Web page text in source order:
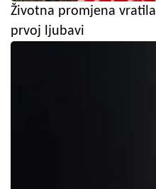
Životna promjena
prvoj ljubavi